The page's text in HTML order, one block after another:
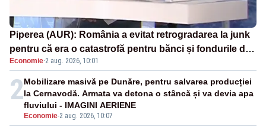
Piperea (AUR): România a evitat retrogradarea la junk
pentru că era o catastrofă pentru bănci și fondurile de
pensii
Economie·2 aug. 2026, 10:01
2
Economie-2 aug. 2026, 10:07
Mobilizare masivă pe Dunăre, pentru salvarea producției
la Cernavodă. Armata va detona o stâncă și va devia apa
fluviului - IMAGINI AERIENE